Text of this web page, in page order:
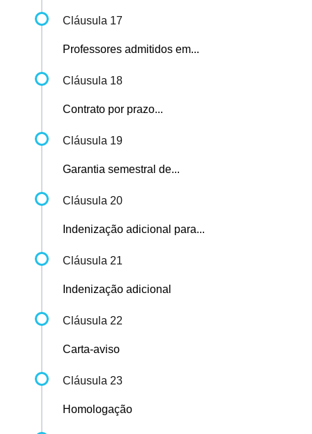
Cláusula 17
Professores admitidos em...
Cláusula 18
Contrato por prazo...
Cláusula 19
Garantia semestral de...
Cláusula 20
Indenização adicional para...
Cláusula 21
Indenização adicional
Cláusula 22
Carta-aviso
Cláusula 23
Homologação